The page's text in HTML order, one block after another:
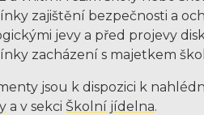
zajištění bezpečnosti a
jevy a před projevy
zacházení s majetkem
jsou k dispozici k
a v sekci Školní jídelna.